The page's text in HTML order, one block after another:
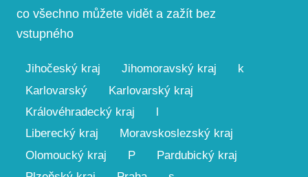
co všechno můžete vidět a zažít bez
vstupného
Jihočeský kraj Jihomoravský kraj
k
Karlovarský
Karlovarský kraj
Královéhradecký kraj
l
Liberecký kraj
Moravskoslezský kraj
Olomoucký kraj
P
Pardubický kraj